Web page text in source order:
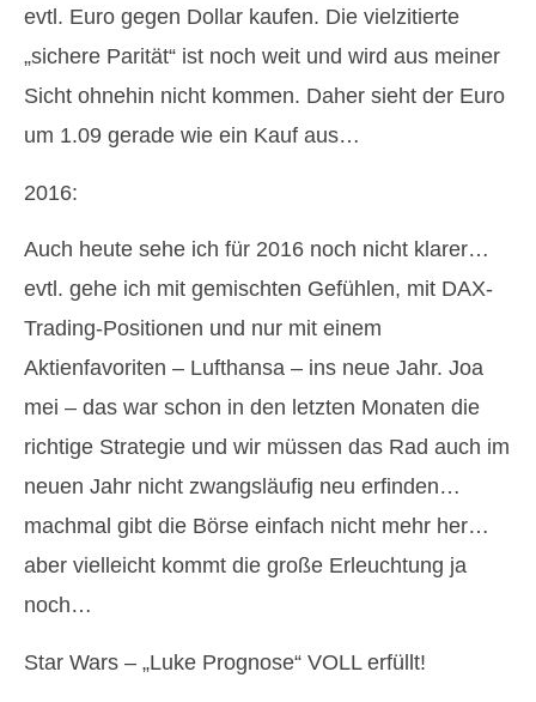
evtl. Euro gegen Dollar kaufen. Die vielzitierte
„sichere Parität“ ist noch weit und wird aus meiner
Sicht ohnehin nicht kommen. Daher sieht der Euro
um 1.09 gerade wie ein Kauf aus…
2016:
Auch heute sehe ich für 2016 noch nicht klarer…
evtl. gehe ich mit gemischten Gefühlen, mit DAX-
Trading-Positionen und nur mit einem
Aktienfavoriten – Lufthansa – ins neue Jahr. Joa
mei – das war schon in den letzten Monaten die
richtige Strategie und wir müssen das Rad auch im
neuen Jahr nicht zwangsläufig neu erfinden…
machmal gibt die Börse einfach nicht mehr her…
aber vielleicht kommt die große Erleuchtung ja
noch…
Star Wars – „Luke Prognose“ VOLL erfüllt!